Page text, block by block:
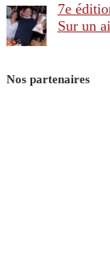
7e
Sur un
Nos partenaires